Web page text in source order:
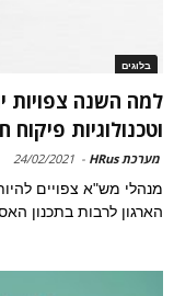
בלוגים
למה השנה צפויות
וטכנולוגיות
מערכת HRus -
24/02/2021
מנהלי מש"א צפויים
הארגון לרבות בתכנון